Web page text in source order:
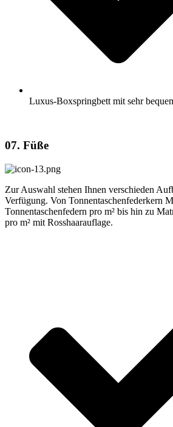
Luxus-Boxspringbett mit sehr
07. Füße
Zur Auswahl stehen Ihnen verschieden
Verfügung. Von Tonnentaschenfederkern
Tonnentaschenfedern pro m² bis hin zu
pro m² mit Rosshaarauflage.